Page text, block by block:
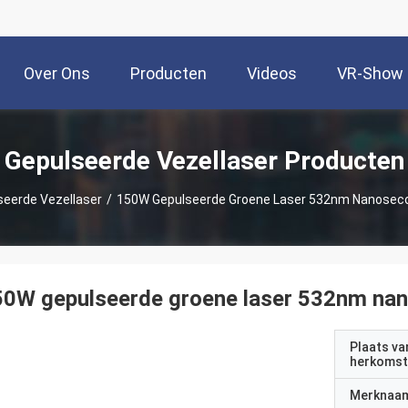
Over Ons Producten Videos VR-Show
Gepulseerde Vezellaser Producten
Vezellaser / 150W Gepulseerde Groene Laser 532nm
gepulseerde groene laser 532nm
Plaats
herkomst